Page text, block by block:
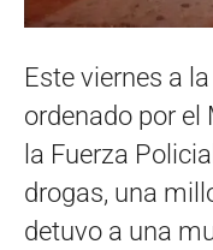
Este viernes a
ordenado por el
la Fuerza
drogas, una
detuvo a una